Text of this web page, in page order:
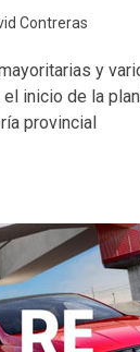
Contreras
y
el inicio de la
provincial